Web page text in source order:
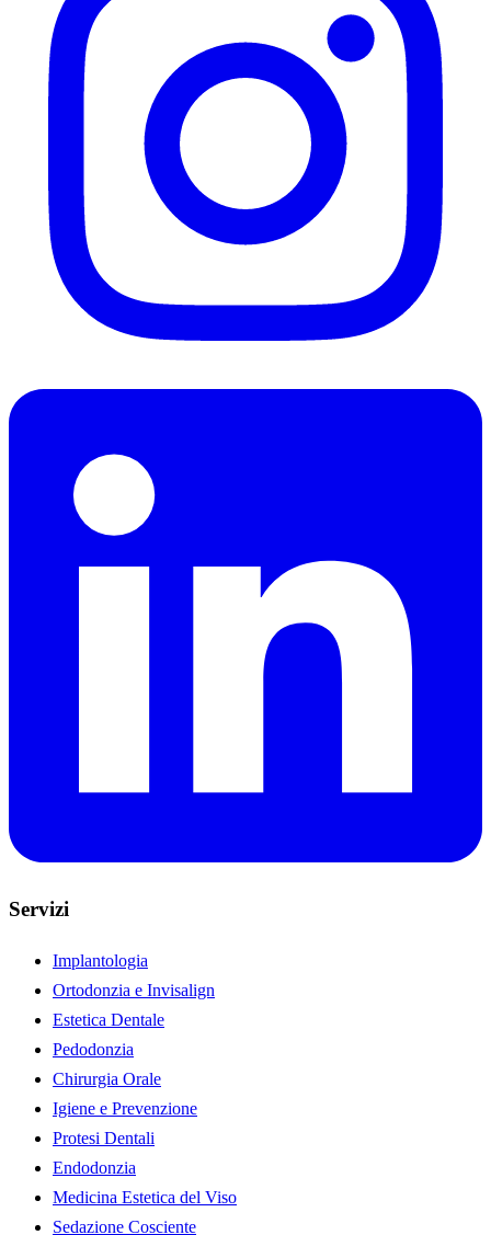
Servizi
Implantologia
Ortodonzia e Invisalign
Estetica Dentale
Pedodonzia
Chirurgia Orale
Igiene e Prevenzione
Protesi Dentali
Endodonzia
Medicina Estetica del Viso
Sedazione Cosciente